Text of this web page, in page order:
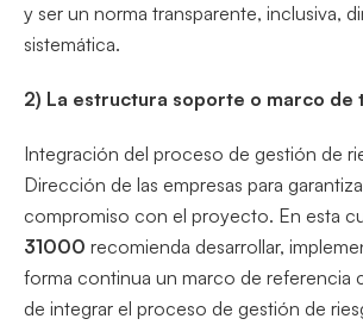
y ser un norma transparente, inclusiva,
sistemática.
2) La estructura soporte o marco de
Integración del proceso de gestión de
Dirección de las empresas para
compromiso con el proyecto. En esta
31000 recomienda desarrollar,
forma continua un marco de referencia
de integrar el proceso de gestión de